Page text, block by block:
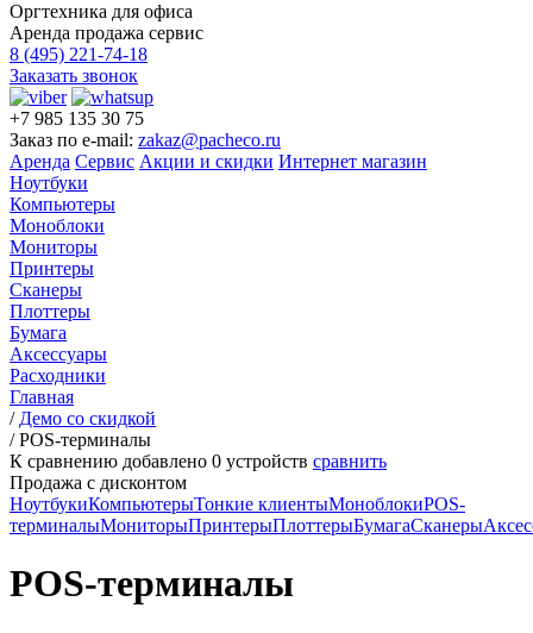
Оргтехника для офиса
Аренда продажа сервис
8 (495) 221-74-18
Заказать звонок
+7 985 135 30 75
Заказ по e-mail: zakaz@pacheco.ru
Аренда Сервис Акции и скидки Интернет магазин
Ноутбуки
Компьютеры
Моноблоки
Мониторы
Принтеры
Сканеры
Плоттеры
Бумага
Аксессуары
Расходники
Главная
/ Демо со скидкой
/POS-терминалы
К сравнению добавлено 0 устройств сравнить
Продажа с дисконтом
НоутбукиКомпьютерыТонкие клиентыМоноблокиPOS-
терминалыМониторыПринтерыПлоттерыБумагаСканеры
POS-терминалы